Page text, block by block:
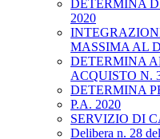
DETERMINA
2020
MASSIMA AL
DETERMINA
ACQUISTO N.
DETERMINA
P.A. 2020
SERVIZIO DI
Delibera n. 28